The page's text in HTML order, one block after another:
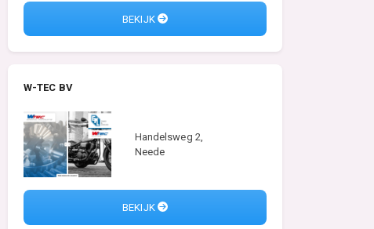
BEKIJK
W-TEC BV
Handelsweg 2,
Neede
BEKIJK